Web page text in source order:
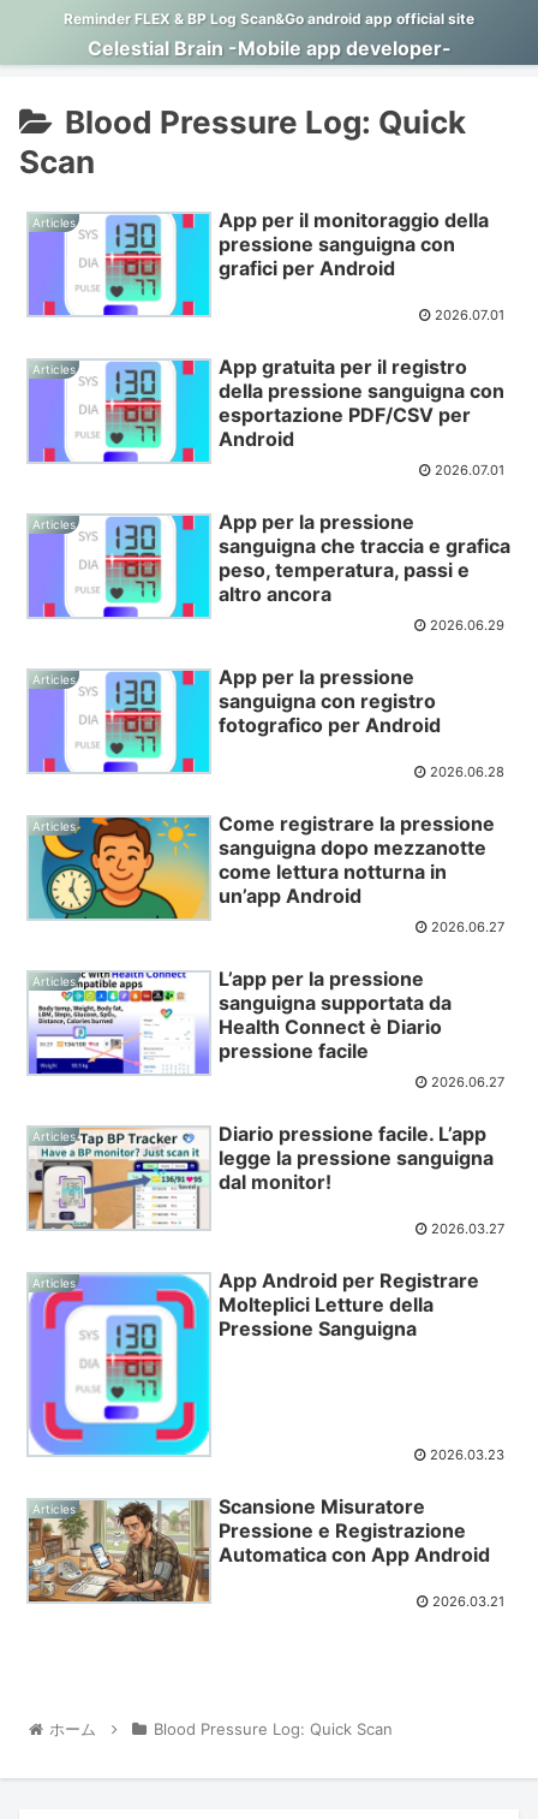
Reminder FLEX & BP Log Scan&Go android app official site
Celestial Brain -Mobile app developer-
Blood Pressure Log: Quick
Scan
Articles
App per il monitoraggio della
pressione sanguigna con
grafici per Android
2026.07.01
Articles
App gratuita per il registro
della pressione sanguigna con
esportazione PDF/CSV per
Android
2026.07.01
Articles
App per la pressione
sanguigna che traccia e grafica
peso, temperatura, passi e
altro ancora
2026.06.29
Articles
App per la pressione
sanguigna con registro
fotografico per Android
2026.06.28
Articles
Come registrare la pressione
sanguigna dopo mezzanotte
come lettura notturna in
un’app Android
2026.06.27
Articles
L’app per la pressione
sanguigna supportata da
Health Connect è Diario
pressione facile
2026.06.27
Articles
Diario pressione facile. L’app
legge la pressione sanguigna
dal monitor!
2026.03.27
Articles
App Android per Registrare
Molteplici Letture della
Pressione Sanguigna
2026.03.23
Articles
Scansione Misuratore
Pressione e Registrazione
Automatica con App Android
2026.03.21
ホーム Blood Pressure Log: Quick Scan